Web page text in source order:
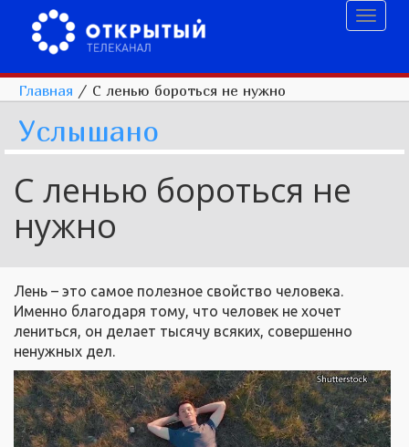
Главная / С ленью бороться не нужно
Услышано
С ленью бороться не
нужно
Лень – это самое полезное свойство человека.
Именно благодаря тому, что человек не хочет
лениться, он делает тысячу всяких, совершенно
ненужных дел.